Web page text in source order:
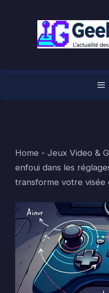
Home - Jeux Video &
enfoui dans les
transforme votre visée